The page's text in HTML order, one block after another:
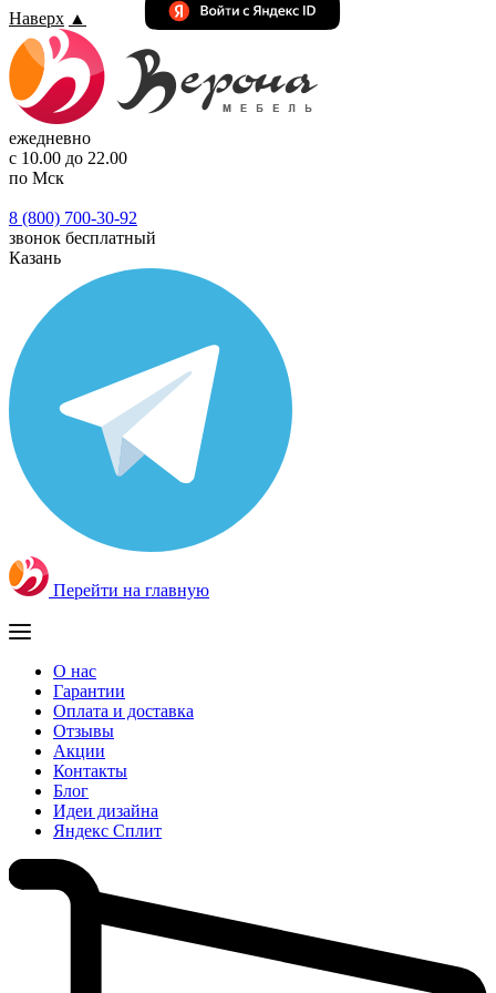
Наверх ▲
ежедневно
с 10.00 до 22.00
по Мск
8 (800) 700-30-92
звонок бесплатный
Казань
Перейти на главную
О нас
Гарантии
Оплата и доставка
Отзывы
Акции
Контакты
Блог
Идеи дизайна
Яндекс Сплит